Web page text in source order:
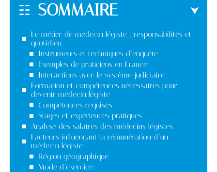
SOMMAIRE
Le métier de médecin légiste : responsabilités et
quotidien
Instruments et techniques d’enquête
Exemples de praticiens en France
Interactions avec le système judiciaire
Formation et compétences nécessaires pour
devenir médecin légiste
Compétences requises
Stages et expériences pratiques
Analyse des salaires des médecins légistes
Facteurs influençant la rémunération d’un
médecin légiste
Région géographique
Mode d’exercice